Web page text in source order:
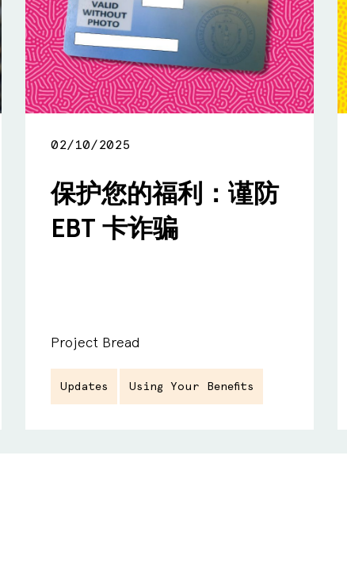
02/10/2025
保护您的福利：谨防
EBT 卡诈骗
Project Bread
Updates Using Your Benefits